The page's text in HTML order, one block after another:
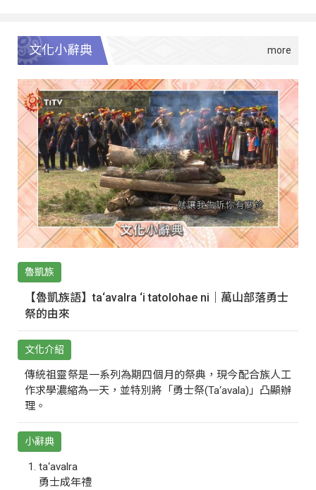
文化小辭典
魯凱族
【魯凱族語】ta‘avalra ‘i tatolohae ni｜萬山部落勇士
祭的由來
文化介紹
傳統祖靈祭是一系列為期四個月的祭典，現今配合族人工
作求學濃縮為一天，並特別將「勇士祭(Ta‘avala)」凸顯辦
理。
小辭典
ta‘avalra
勇士成年禮